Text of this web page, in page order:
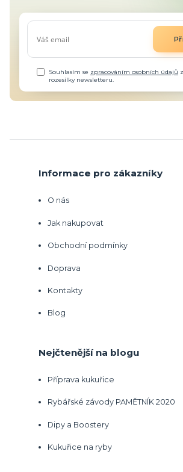
Souhlasím se zpracováním osobních údajů
rozesílky newsletteru.
Informace pro zákazníky
O nás
Jak nakupovat
Obchodní podmínky
Doprava
Kontakty
Blog
Nejčtenější na blogu
Příprava kukuřice
Rybářské závody PAMĚTNÍK 2020
Dipy a Boostery
Kukuřice na ryby